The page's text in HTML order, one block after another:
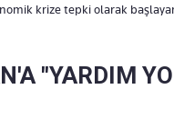
krize tepki olarak
"YARDIM